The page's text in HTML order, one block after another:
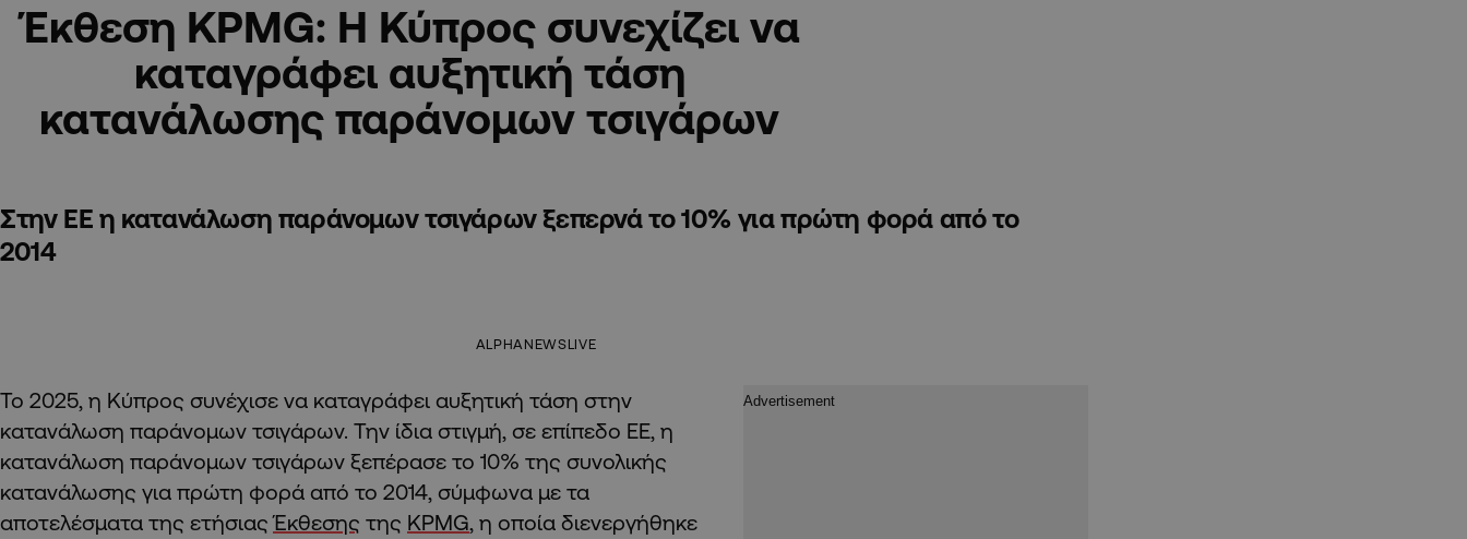
Έκθεση KPMG: Η Κύπρος συνεχίζει να
καταγράφει αυξητική τάση
κατανάλωσης παράνομων τσιγάρων
Στην ΕΕ η κατανάλωση παράνομων τσιγάρων ξεπερνά το 10% για πρώτη φορά από το
2014
ALPHANEWSLIVE
Το 2025, η Κύπρος συνέχισε να καταγράφει αυξητική τάση στην
κατανάλωση παράνομων τσιγάρων. Την ίδια στιγμή, σε επίπεδο ΕΕ, η
κατανάλωση παράνομων τσιγάρων ξεπέρασε το 10% της συνολικής
κατανάλωσης για πρώτη φορά από το 2014, σύμφωνα με τα
αποτελέσματα της ετήσιαςΈκθεσης της KPMG, η οποία διενεργήθηκε